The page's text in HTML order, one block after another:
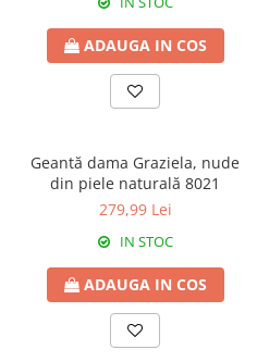
ADAUGA IN COS
Geantă dama Graziela, nude
din piele naturală 8021
279,99 Lei
IN STOC
ADAUGA IN COS